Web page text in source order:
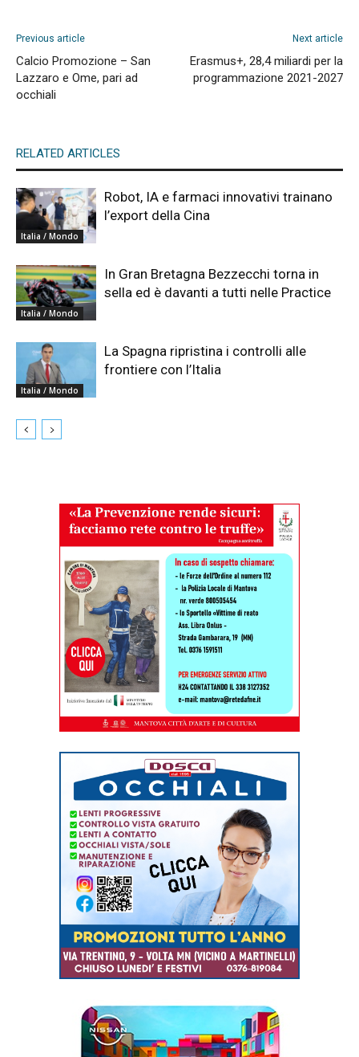
Previous article
Calcio Promozione – San
Lazzaro e Ome, pari ad
occhiali
Next article
Erasmus+, 28,4 miliardi per la
programmazione 2021-2027
RELATED ARTICLES
Italia / Mondo
Robot, IA e farmaci innovativi trainano
l’export della Cina
Italia / Mondo
In Gran Bretagna Bezzecchi torna in
sella ed è davanti a tutti nelle Practice
Italia / Mondo
La Spagna ripristina i controlli alle
frontiere con l’Italia